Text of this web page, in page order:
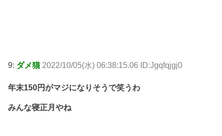
9: ダメ猫 2022/10/05(水) 06:38:15.06 ID:Jgqfqjgj0
年末150円がマジになりそうで笑うわ
みんな寝正月やね